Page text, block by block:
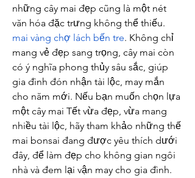
những cây mai đẹp cũng là một nét
mai vàng chợ lách bến tre. Không chỉ
mang vẻ đẹp sang trọng, cây mai còn
có ý nghĩa phong thủy sâu sắc, giúp
gia đình đón nhận tài lộc, may mắn
cho năm mới. Nếu bạn muốn chọn lựa
một cây mai Tết vừa đẹp, vừa mang
nhiều tài lộc, hãy tham khảo những thế
mai bonsai đang được yêu thích dưới
đây, để làm đẹp cho không gian ngôi
nhà và đem lại vận may cho gia đình.